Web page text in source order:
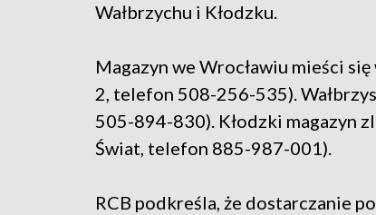
Wałbrzychu i Kłodzku.
Magazyn we Wrocławiu mieści
2, telefon 508-256-535).
505-894-830). Kłodzki magazyn
Świat, telefon 885-987-001).
RCB podkreśla, że dostarczanie